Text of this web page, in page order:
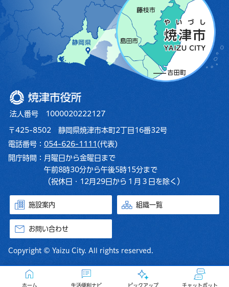
ホーム 生活便利ナビ ピックアップ チャットボット
焼津市役所
法人番号 1000020222127
〒425-8502 静岡県焼津市本町2丁目16番32号
電話番号： 054-626-1111 (代表)
開庁時間： 月曜日から金曜日まで
午前8時30分から午後5時15分まで
（祝休日・12月29日から１月３日を除く）
施設案内 組織一覧
お問い合わせ
Copyright © Yaizu City. All rights reserved.